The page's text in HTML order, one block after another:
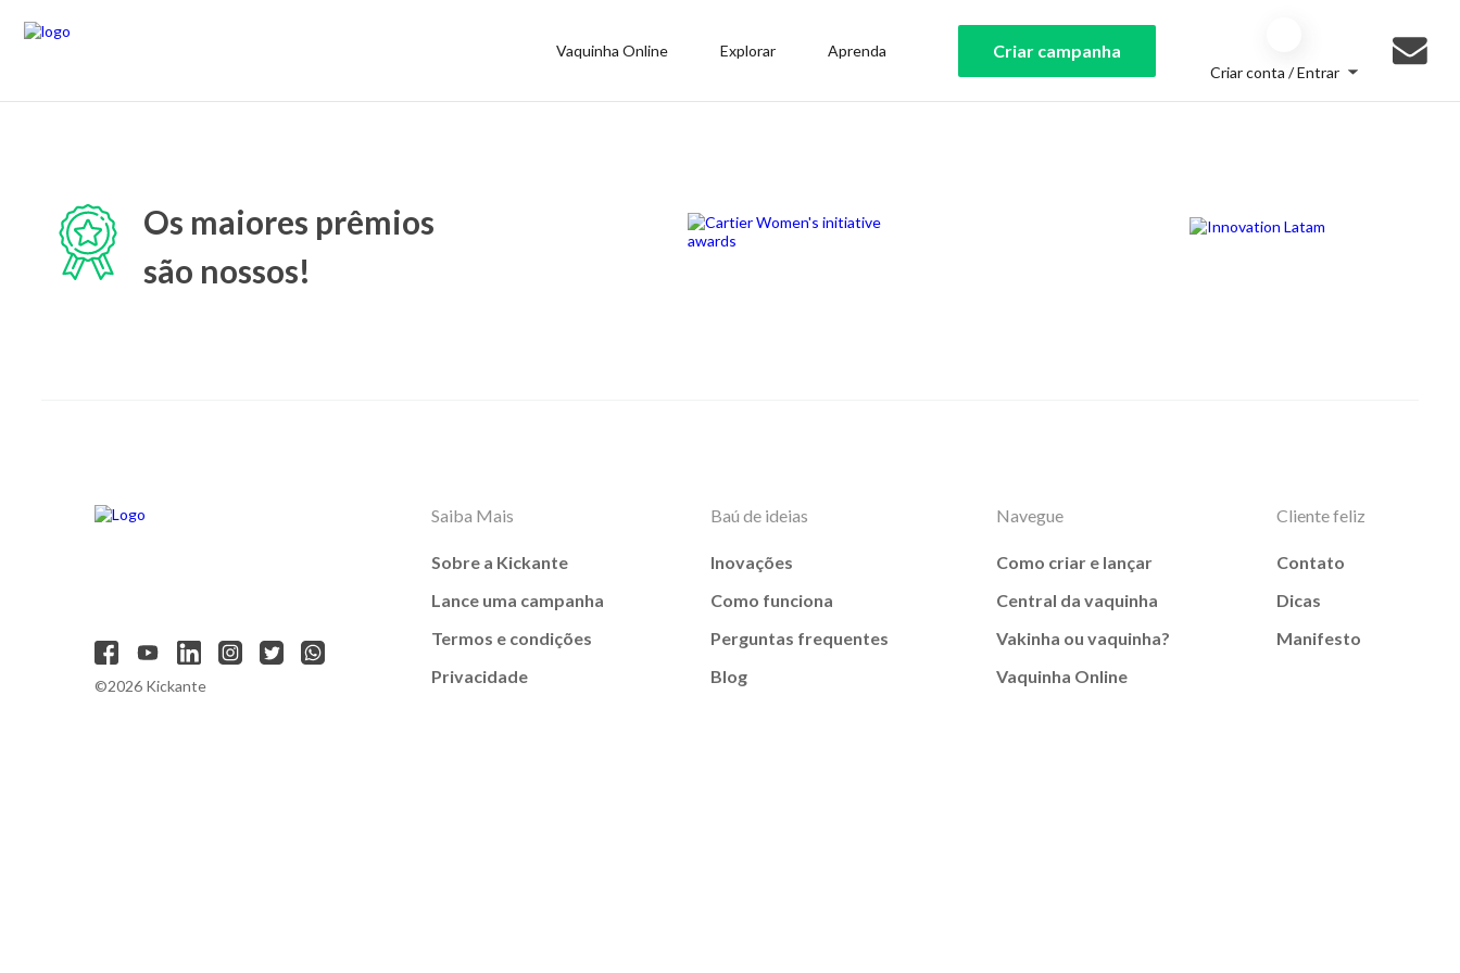
Vaquinha Online Explorar Aprenda Criar campanha
Criar conta / Entrar
Os maiores prêmios
são nossos!
©2026 Kickante
Saiba Mais
Sobre a Kickante
Lance uma campanha
Termos e condições
Privacidade
Baú de ideias
Inovações
Como funciona
Perguntas frequentes
Blog
Navegue
Como criar e lançar
Central da vaquinha
Vakinha ou vaquinha?
Vaquinha Online
Cliente feliz
Contato
Dicas
Manifesto